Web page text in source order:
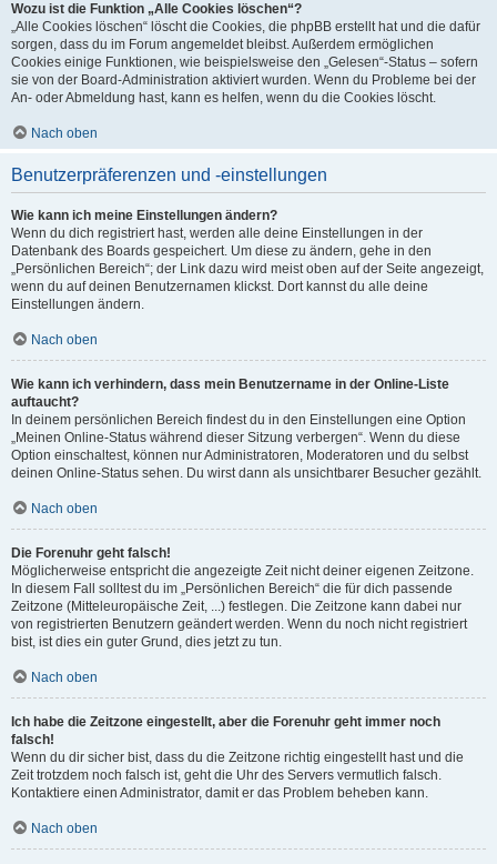
Wozu ist die Funktion „Alle Cookies löschen“?
„Alle Cookies löschen“ löscht die Cookies, die phpBB erstellt hat und die dafür
sorgen, dass du im Forum angemeldet bleibst. Außerdem ermöglichen
Cookies einige Funktionen, wie beispielsweise den „Gelesen“-Status – sofern
sie von der Board-Administration aktiviert wurden. Wenn du Probleme bei der
An- oder Abmeldung hast, kann es helfen, wenn du die Cookies löscht.
Nach oben
Benutzerpräferenzen und -einstellungen
Wie kann ich meine Einstellungen ändern?
Wenn du dich registriert hast, werden alle deine Einstellungen in der
Datenbank des Boards gespeichert. Um diese zu ändern, gehe in den
„Persönlichen Bereich“; der Link dazu wird meist oben auf der Seite angezeigt,
wenn du auf deinen Benutzernamen klickst. Dort kannst du alle deine
Einstellungen ändern.
Nach oben
Wie kann ich verhindern, dass mein Benutzername in der Online-Liste
auftaucht?
In deinem persönlichen Bereich findest du in den Einstellungen eine Option
„Meinen Online-Status während dieser Sitzung verbergen“. Wenn du diese
Option einschaltest, können nur Administratoren, Moderatoren und du selbst
deinen Online-Status sehen. Du wirst dann als unsichtbarer Besucher gezählt.
Nach oben
Die Forenuhr geht falsch!
Möglicherweise entspricht die angezeigte Zeit nicht deiner eigenen Zeitzone.
In diesem Fall solltest du im „Persönlichen Bereich“ die für dich passende
Zeitzone (Mitteleuropäische Zeit, ...) festlegen. Die Zeitzone kann dabei nur
von registrierten Benutzern geändert werden. Wenn du noch nicht registriert
bist, ist dies ein guter Grund, dies jetzt zu tun.
Nach oben
Ich habe die Zeitzone eingestellt, aber die Forenuhr geht immer noch
falsch!
Wenn du dir sicher bist, dass du die Zeitzone richtig eingestellt hast und die
Zeit trotzdem noch falsch ist, geht die Uhr des Servers vermutlich falsch.
Kontaktiere einen Administrator, damit er das Problem beheben kann.
Nach oben